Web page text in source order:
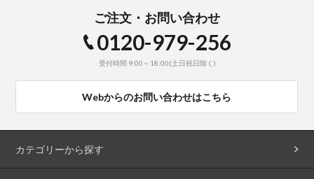
ご注文・お問い合わせ
0120-979-256
受付時間 9:00～18:00(土日祝日除く)
Webからのお問い合わせはこちら
カテゴリーから探す